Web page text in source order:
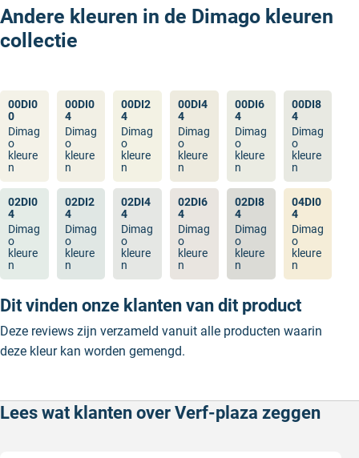
Andere kleuren in de Dimago kleuren
collectie
00DI0
0
Dimag
o
kleure
n
00DI0
4
Dimag
o
kleure
n
00DI2
4
Dimag
o
kleure
n
00DI4
4
Dimag
o
kleure
n
00DI6
4
Dimag
o
kleure
n
00DI8
4
Dimag
o
kleure
n
02DI0
4
Dimag
o
kleure
n
02DI2
4
Dimag
o
kleure
n
02DI4
4
Dimag
o
kleure
n
02DI6
4
Dimag
o
kleure
n
02DI8
4
Dimag
o
kleure
n
04DI0
4
Dimag
o
kleure
n
Dit vinden onze klanten van dit product
Deze reviews zijn verzameld vanuit alle producten waarin
deze kleur kan worden gemengd.
Lees wat klanten over Verf-plaza zeggen